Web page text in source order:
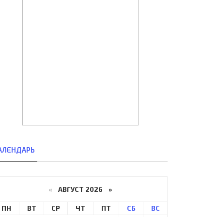
« АВГУСТ 2026 »
ПН ВТ СР ЧТ ПТ СБ ВС